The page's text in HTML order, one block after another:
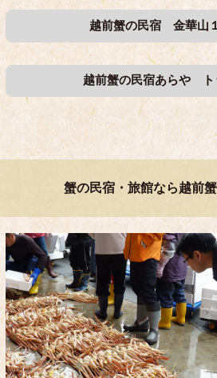
越前蟹の民宿 金華山
越前蟹の民宿あらや ト
蟹の民宿・旅館なら越前